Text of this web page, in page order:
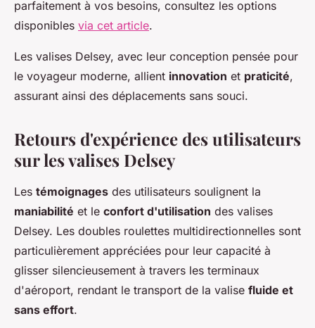
parfaitement à vos besoins, consultez les options
disponibles via cet article.
Les valises Delsey, avec leur conception pensée pour
le voyageur moderne, allient innovation et praticité,
assurant ainsi des déplacements sans souci.
Retours d'expérience des utilisateurs
sur les valises Delsey
Les témoignages des utilisateurs soulignent la
maniabilité et le confort d'utilisation des valises
Delsey. Les doubles roulettes multidirectionnelles sont
particulièrement appréciées pour leur capacité à
glisser silencieusement à travers les terminaux
d'aéroport, rendant le transport de la valise fluide et
sans effort.